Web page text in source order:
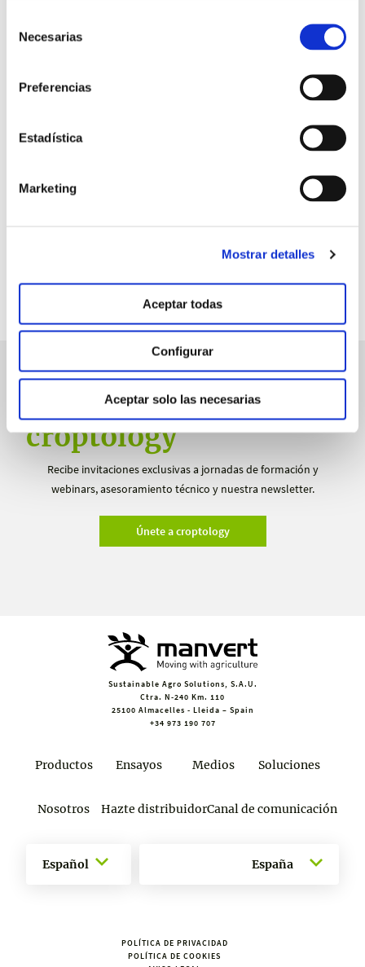
Necesarias
Preferencias
Estadística
Marketing
Mostrar detalles
Aceptar todas
Configurar
Aceptar solo las necesarias
manvert
croptology
Recibe invitaciones exclusivas a jornadas de formación y
webinars, asesoramiento técnico y nuestra newsletter.
Únete a croptology
Sustainable Agro Solutions, S.A.U.
Ctra. N-240 Km. 110
25100 Almacelles - Lleida – Spain
+34 973 190 707
Productos Ensayos Medios Soluciones
Nosotros Hazte distribuidorCanal de comunicación
Español España
POLÍTICA DE PRIVACIDAD
POLÍTICA DE COOKIES